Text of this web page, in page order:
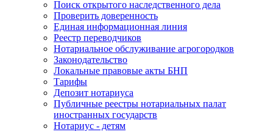
Поиск открытого наследственного дела
Проверить доверенность
Единая информационная линия
Реестр переводчиков
Нотариальное обслуживание агрогородков
Законодательство
Локальные правовые акты БНП
Тарифы
Депозит нотариуса
Публичные реестры нотариальных палат
иностранных государств
Нотариус - детям